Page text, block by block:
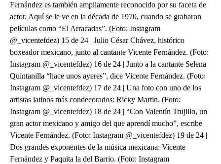
Fernández es también ampliamente reconocido por su faceta de
actor. Aquí se le ve en la década de 1970, cuando se grabaron
películas como “El Arracadas”. (Foto: Instagram
@_vicentefdez) 15 de 24 | Julio César Chávez, histórico
boxeador mexicano, junto al cantante Vicente Fernández. (Foto:
Instagram @_vicentefdez) 16 de 24 | Junto a la cantante Selena
Quintanilla “hace unos ayeres”, dice Vicente Fernández. (Foto:
Instagram @_vicentefdez) 17 de 24 | Una foto con uno de los
artistas latinos más condecorados: Ricky Martin. (Foto:
Instagram @_vicentefdez) 18 de 24 | “Con Valentín Trujillo, un
gran actor mexicano y amigo del que aprendí mucho”, escribe
Vicente Fernández. (Foto: Instagram @_vicentefdez) 19 de 24 |
Dos grandes exponentes de la música mexicana: Vicente
Fernández y Paquita la del Barrio. (Foto: Instagram